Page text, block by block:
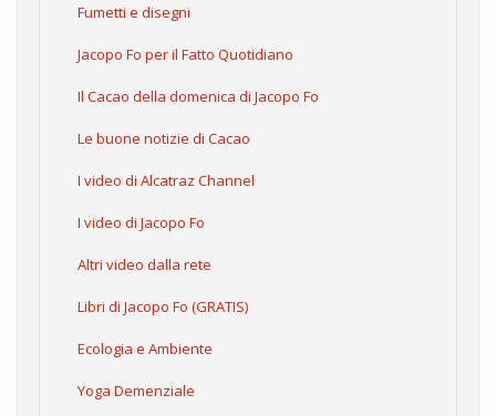
Fumetti e disegni
Jacopo Fo per il Fatto Quotidiano
Il Cacao della domenica di Jacopo Fo
Le buone notizie di Cacao
I video di Alcatraz Channel
I video di Jacopo Fo
Altri video dalla rete
Libri di Jacopo Fo (GRATIS)
Ecologia e Ambiente
Yoga Demenziale